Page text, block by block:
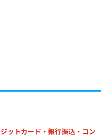
ットカード・銀行振込・コン